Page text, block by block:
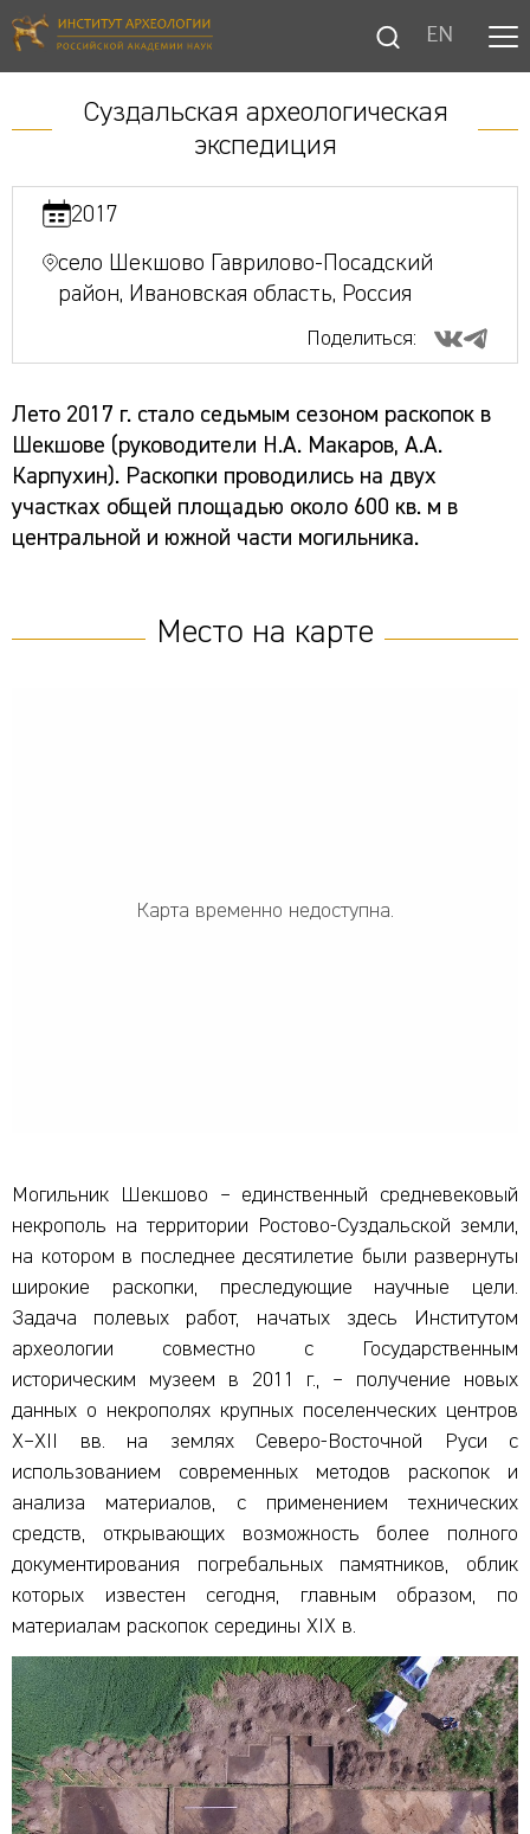
EN
Суздальская археологическая
экспедиция
2017
село Шекшово Гаврилово-Посадский
район, Ивановская область, Россия
Поделиться:
Лето 2017 г. стало седьмым сезоном раскопок в
Шекшове (руководители Н.А. Макаров, А.А.
Карпухин). Раскопки проводились на двух
участках общей площадью около 600 кв. м в
центральной и южной части могильника.
Место на карте
Карта временно недоступна.
Могильник Шекшово – единственный средневековый
некрополь на территории Ростово-Суздальской земли,
на котором в последнее десятилетие были развернуты
широкие раскопки, преследующие научные цели.
Задача полевых работ, начатых здесь Институтом
археологии совместно с Государственным
историческим музеем в 2011 г., – получение новых
данных о некрополях крупных поселенческих центров
X–XII вв. на землях Северо-Восточной Руси с
использованием современных методов раскопок и
анализа материалов, с применением технических
средств, открывающих возможность более полного
документирования погребальных памятников, облик
которых известен сегодня, главным образом, по
материалам раскопок середины XIX в.